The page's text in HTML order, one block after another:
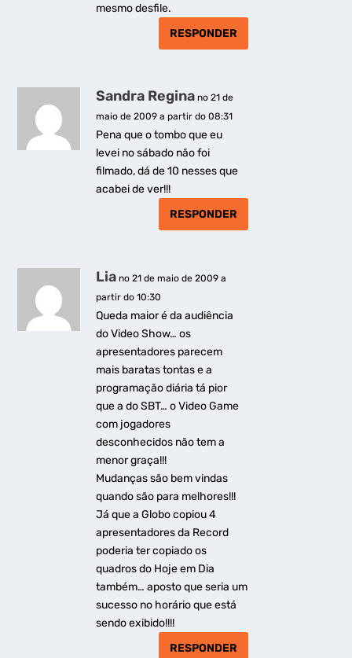
mesmo desfile.
RESPONDER
Sandra Regina no 21 de
maio de 2009 a partir do 08:31
Pena que o tombo que eu
levei no sábado não foi
filmado, dá de 10 nesses que
acabei de ver!!!
RESPONDER
Lia no 21 de maio de 2009 a
partir do 10:30
Queda maior é da audiência
do Video Show… os
apresentadores parecem
mais baratas tontas e a
programação diária tá pior
que a do SBT… o Video Game
com jogadores
desconhecidos não tem a
menor graça!!!
Mudanças são bem vindas
quando são para melhores!!!
Já que a Globo copiou 4
apresentadores da Record
poderia ter copiado os
quadros do Hoje em Dia
também… aposto que seria um
sucesso no horário que está
sendo exibido!!!!
RESPONDER